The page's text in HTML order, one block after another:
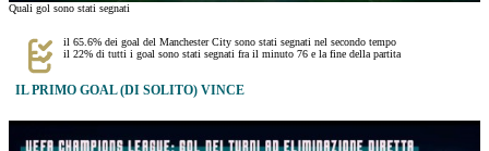
Quali gol sono stati segnati
il 65.6% dei goal del Manchester City sono stati segnati nel secondo tempo
il 22% di tutti i goal sono stati segnati fra il minuto 76 e la fine della partita
IL PRIMO GOAL (DI SOLITO) VINCE